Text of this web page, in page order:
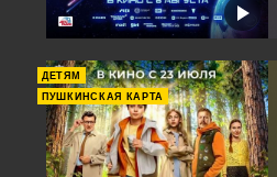
ДЕТЯМ
ПУШКИНСКАЯ КАРТА